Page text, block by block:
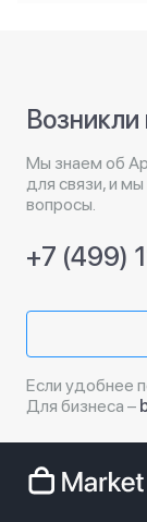
Мы знаем об
для связи, и
вопросы.
+7 (499)
Если удобнее
Для бизнеса –